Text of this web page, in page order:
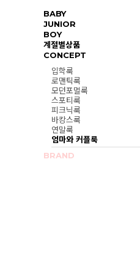
BABY
JUNIOR
BOY
계절별상품
CONCEPT
엄마와 커플룩
연말룩
바캉스룩
피크닉룩
스포티룩
모던포멀룩
로맨틱룩
입학룩
BRAND